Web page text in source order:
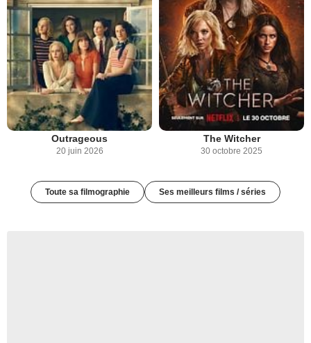
Outrageous
20 juin 2026
The Witcher
30 octobre 2025
Toute sa filmographie Ses meilleurs films / séries